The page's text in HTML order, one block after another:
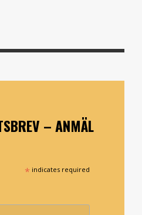
– ANMÄL
* indicates required